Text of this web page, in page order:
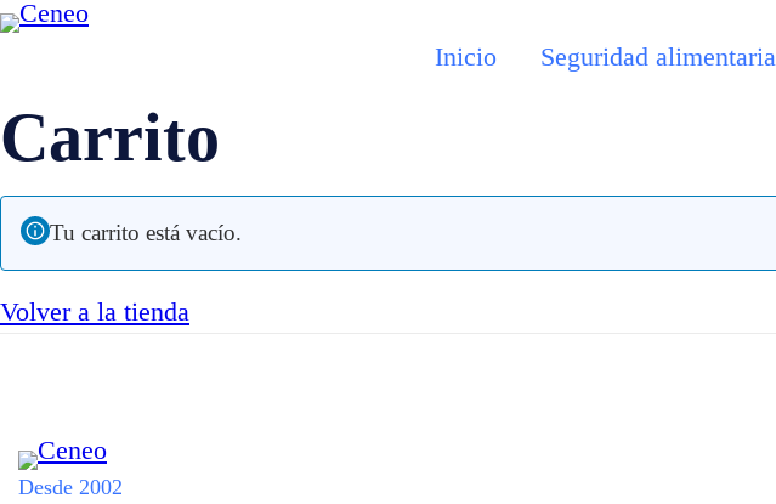
Inicio Seguridad alimentaria
Carrito
Tu carrito está vacío.
Volver a la tienda
Desde 2002